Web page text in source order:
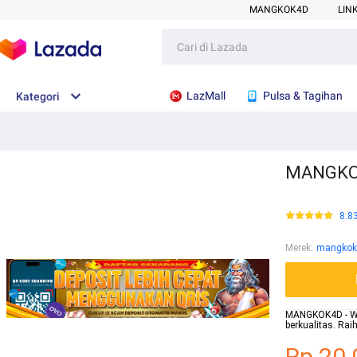
MANGKOK4D
Kategori LazMall Pulsa & Tagihan
Merek:
MANGKOK4D -
berkualitas.